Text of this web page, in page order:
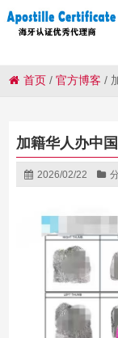
首页 /官方博客 /
加籍华人办中
2026/02/22